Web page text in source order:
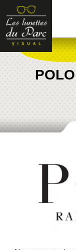
Les Lunettes du Parc